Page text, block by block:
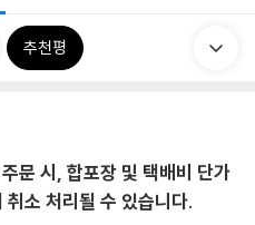
추천평
문 시, 합포장 및 택배비 단가
소 처리될 수 있습니다.